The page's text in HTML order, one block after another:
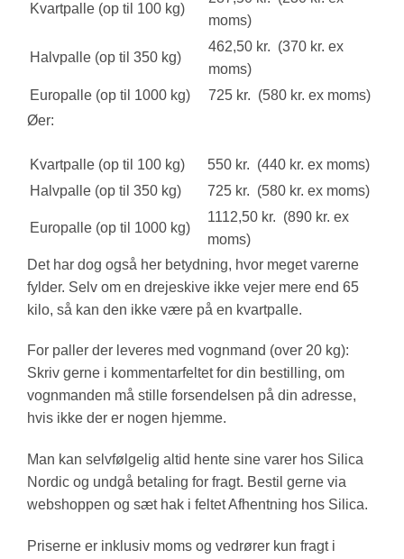
Kvartpalle (op til 100 kg)
moms)
Halvpalle (op til 350 kg)
462,50 kr. (370 kr. ex
moms)
Europalle (op til 1000 kg)
725 kr. (580 kr. ex moms)
Øer:
Kvartpalle (op til 100 kg)
550 kr. (440 kr. ex moms)
Halvpalle (op til 350 kg)
725 kr. (580 kr. ex moms)
Europalle (op til 1000 kg)
1112,50 kr. (890 kr. ex
moms)
Det har dog også her betydning, hvor meget varerne
fylder. Selv om en drejeskive ikke vejer mere end 65
kilo, så kan den ikke være på en kvartpalle.
For paller der leveres med vognmand (over 20 kg):
Skriv gerne i kommentarfeltet for din bestilling, om
vognmanden må stille forsendelsen på din adresse,
hvis ikke der er nogen hjemme.
Man kan selvfølgelig altid hente sine varer hos Silica
Nordic og undgå betaling for fragt. Bestil gerne via
webshoppen og sæt hak i feltet Afhentning hos Silica.
Priserne er inklusiv moms og vedrører kun fragt i